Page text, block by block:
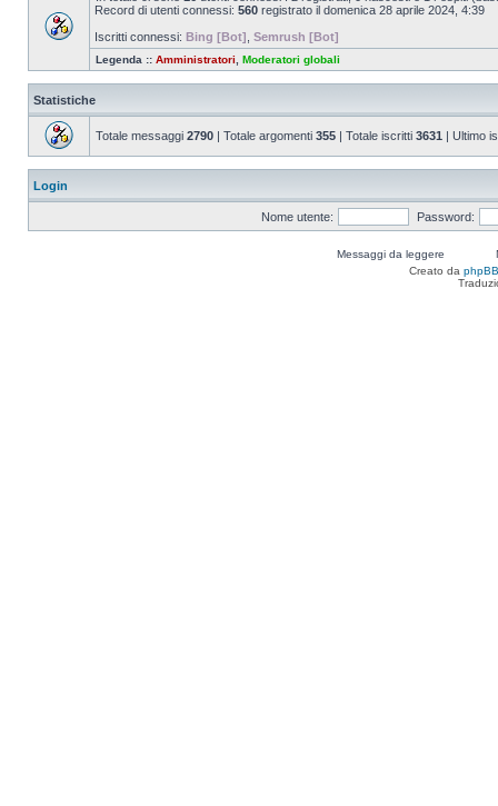
Record di utenti connessi: 560 registrato il domenica 28 aprile 2024, 4:39
Iscritti connessi: Bing [Bot] Semrush [Bot]
Legenda :: Amministratori Moderatori globali
Statistiche
Totale messaggi 2790 | Totale argomenti 355 | Totale iscritti 3631 | Ultimo
Login
Nome utente: Password:
Messaggi da leggere
Creato da phpBB